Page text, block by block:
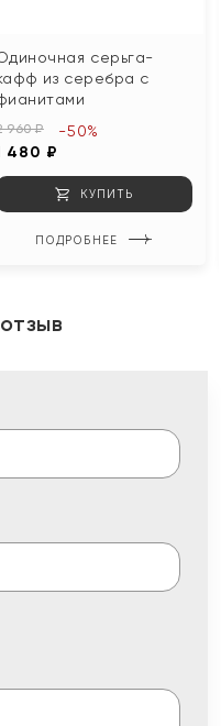
серьга-
из серебра с
960 ₽
480 ₽
-50%
КУПИТЬ
ПОДРОБНЕЕ